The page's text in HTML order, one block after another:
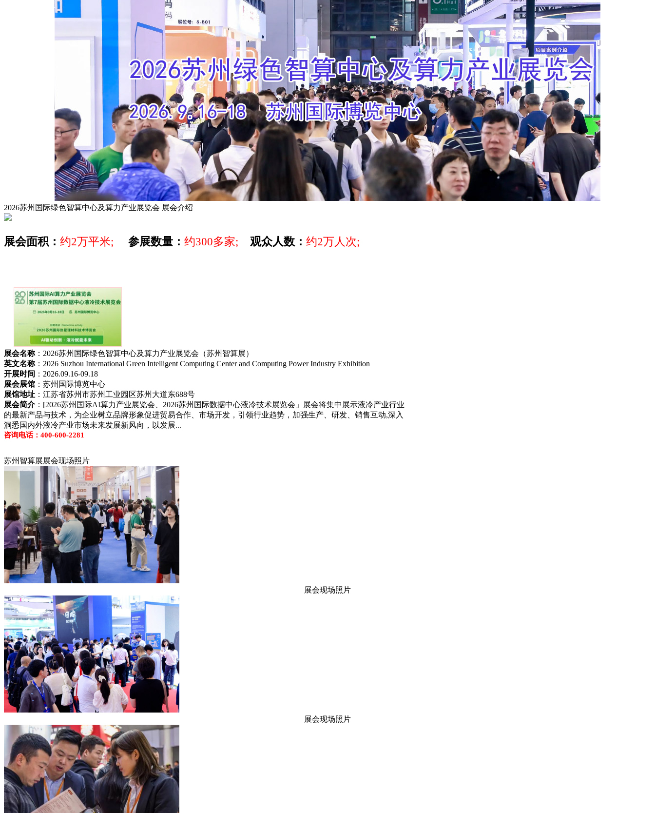
2026苏州国际绿色智算中心及算力产业展览会 展会介绍
展会面积： 约2万平米; 参展数量： 约300多家; 观众人数： 约2万人次;
展会名称：2026苏州国际绿色智算中心及算力产业展览会（苏州智算展）
英文名称：2026 Suzhou International Green Intelligent Computing Center and Computing Power Industry Exhibition
开展时间 ：2026.09.16-09.18
展会展馆 ：苏州国际博览中心
展馆地址 ：江苏省苏州市苏州工业园区苏州大道东688号
展会简介：[2026苏州国际AI算力产业展览会、2026苏州国际数据中心液冷技术展览会」展会将集中展示液冷产业行业
的最新产品与技术，为企业树立品牌形象促进贸易合作、市场开发，引领行业趋势，加强生产、研发、销售互动,深入
洞悉国内外液冷产业市场未来发展新风向，以发展...
咨询电话：400-600-2281
苏州智算展展会现场照片
展会现场照片
展会现场照片